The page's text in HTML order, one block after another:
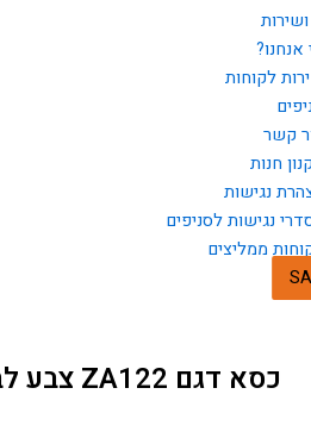
אנחנו?
לקוחות
קשר
חנות
נגישות
נגישות לסניפים
ממליצים
כסא דגם ZA122 צבע לבן